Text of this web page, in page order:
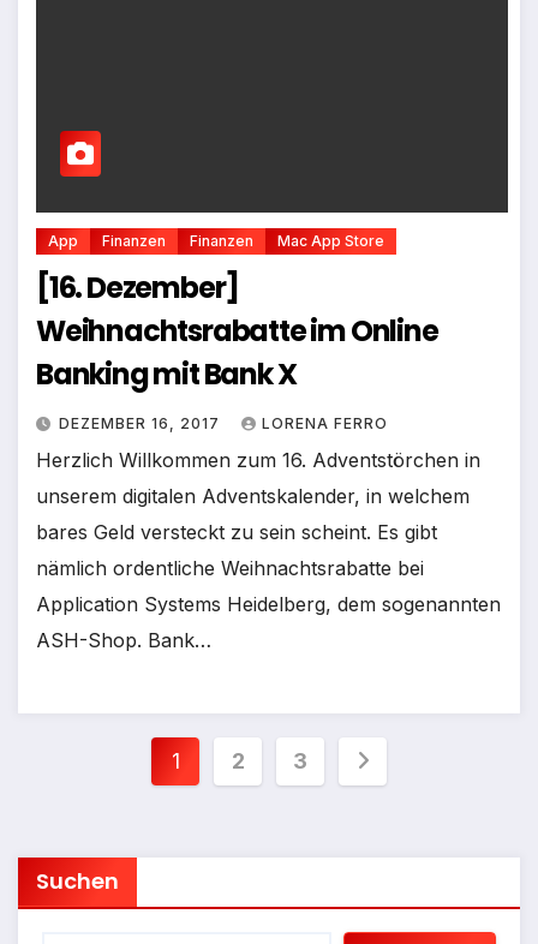
App Finanzen Finanzen Mac App Store
[16. Dezember]
Weihnachtsrabatte im Online
Banking mit Bank X
DEZEMBER 16, 2017 LORENA FERRO
Herzlich Willkommen zum 16. Adventstörchen in
unserem digitalen Adventskalender, in welchem
bares Geld versteckt zu sein scheint. Es gibt
nämlich ordentliche Weihnachtsrabatte bei
Application Systems Heidelberg, dem sogenannten
ASH-Shop. Bank…
Seitennummerierung
Beiträge
1 2 3
Suchen